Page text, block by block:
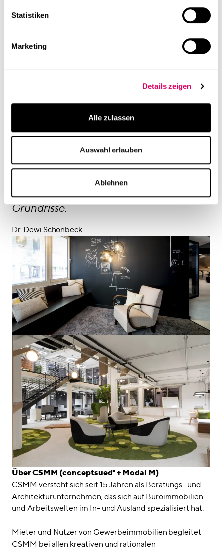
Statistiken
Marketing
Details zeigen
Alle zulassen
Auswahl erlauben
Ablehnen
Serviceorientierte und
flexible Büros bieten
Freiheit und Flexibilität.
Architekten setzen bei der
Planung immer öfter auf
anpassungsfähige
Grundrisse.
Dr. Dewi Schönbeck
Über CSMM (conceptsued° + Modal M)
CSMM versteht sich seit 15 Jahren als Beratungs- und
Architekturunternehmen, das sich auf Büroimmobilien
und Arbeitswelten im In- und Ausland spezialisiert hat.
Mieter und Nutzer von Gewerbeimmobilien begleitet
CSMM bei allen kreativen und rationalen